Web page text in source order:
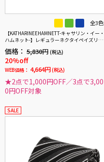
全3色
【KATHARINEEHAMNETT-キャサリン・イー・
ハムネット-】レギュラーネクタイペイズリー
柄シルク100%7.5cm巾
価格： 5,830円 (税込)
20%off
WEB価格： 4,664円 (税込)
★2点で1,000円OFF／3点で3,00
0円OFF対象
SALE